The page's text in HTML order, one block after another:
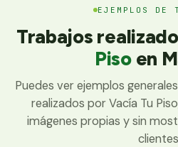
EJEMPLOS DE
Trabajos
Pisoen
Puedes ver ejemplos
realizados por Vacía Tu
imágenes propias y sin